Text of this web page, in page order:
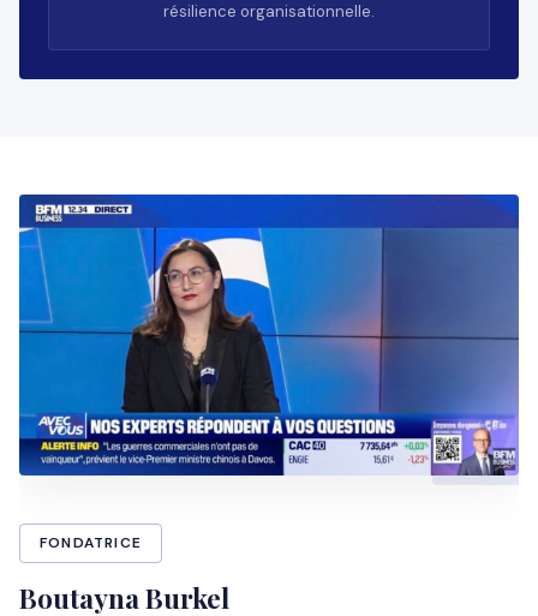
résilience organisationnelle.
FONDATRICE
Boutayna Burkel